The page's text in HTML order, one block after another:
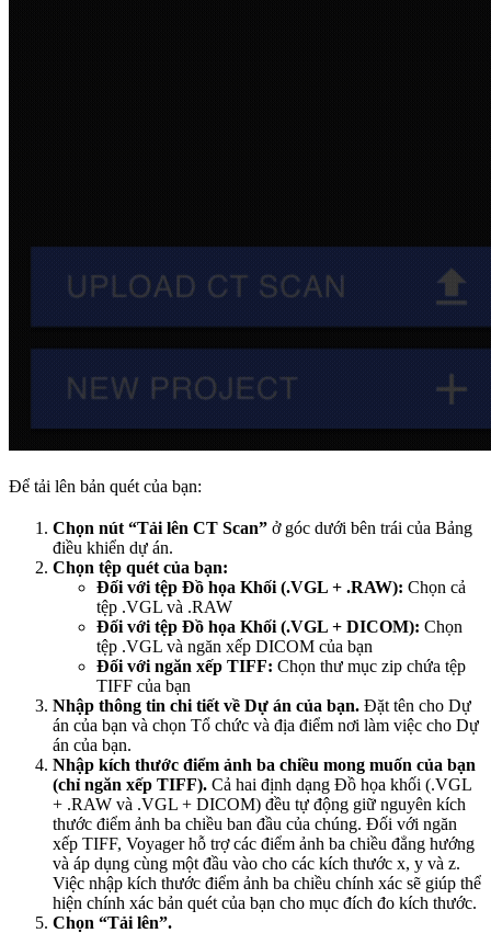
Để tải lên bản quét của bạn:
Chọn nút “Tải lên CT Scan” ở góc dưới bên trái của Bảng
điều khiển dự án.
Chọn tệp quét của bạn:
Đối với tệp Đồ họa Khối (.VGL + .RAW): Chọn cả
tệp .VGL và .RAW
Đối với tệp Đồ họa Khối (.VGL + DICOM): Chọn
tệp .VGL và ngăn xếp DICOM của bạn
Đối với ngăn xếp TIFF: Chọn thư mục zip chứa tệp
TIFF của bạn
Nhập thông tin chi tiết về Dự án của bạn. Đặt tên cho Dự
án của bạn và chọn Tổ chức và địa điểm nơi làm việc cho Dự
án của bạn.
Nhập kích thước điểm ảnh ba chiều mong muốn của bạn
(chỉ ngăn xếp TIFF). Cả hai định dạng Đồ họa khối (.VGL
+ .RAW và .VGL + DICOM) đều tự động giữ nguyên kích
thước điểm ảnh ba chiều ban đầu của chúng. Đối với ngăn
xếp TIFF, Voyager hỗ trợ các điểm ảnh ba chiều đẳng hướng
và áp dụng cùng một đầu vào cho các kích thước x, y và z.
Việc nhập kích thước điểm ảnh ba chiều chính xác sẽ giúp thể
hiện chính xác bản quét của bạn cho mục đích đo kích thước.
Chọn “Tải lên”.